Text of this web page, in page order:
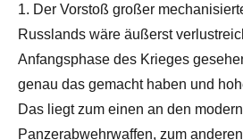
1. Der Vorstoß großer
Russlands wäre äußerst
Anfangsphase des Krieges
genau das gemacht haben und
Das liegt zum einen an den
Panzerabwehrwaffen, zum